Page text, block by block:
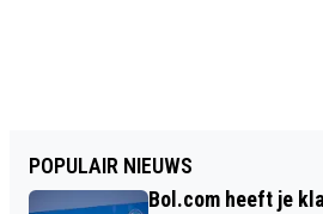
POPULAIR NIEUWS
Bol.com heeft je